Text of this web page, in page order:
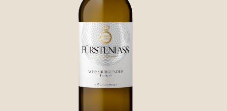
Wein­emp­feh­lun­gen